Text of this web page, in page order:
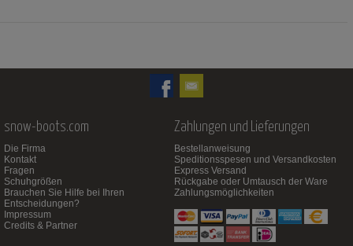
snow-boots.com
Die Firma
Kontakt
Fragen
Schuhgrößen
Brauchen Sie Hilfe bei Ihren
Entscheidungen?
Impressum
Credits & Partner
Zahlungen und Lieferungen
Bestellanweisung
Speditionsspesen und Versandkosten
Express Versand
Rückgabe oder Umtausch der Ware
Zahlungsmöglichkeiten